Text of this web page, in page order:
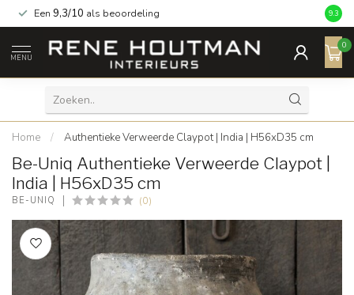
Een 9,3/10 als beoordeling 9.3
MENU
0
Home / Authentieke Verweerde Claypot | India | H56xD35 cm
Be-Uniq Authentieke Verweerde Claypot |
India | H56xD35 cm
BE-UNIQ (0)